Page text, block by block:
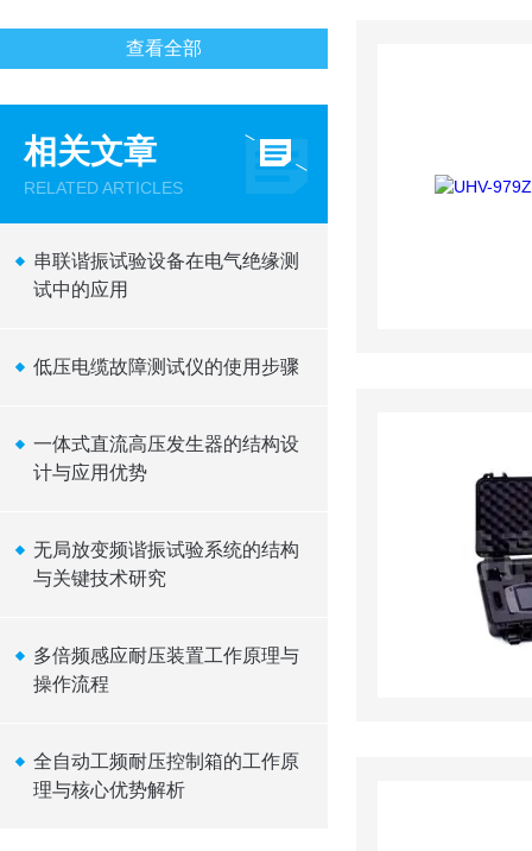
查看全部
相关文章
RELATED ARTICLES
串联谐振试验设备在电气绝缘测
试中的应用
低压电缆故障测试仪的使用步骤
一体式直流高压发生器的结构设
计与应用优势
无局放变频谐振试验系统的结构
与关键技术研究
多倍频感应耐压装置工作原理与
操作流程
全自动工频耐压控制箱的工作原
理与核心优势解析